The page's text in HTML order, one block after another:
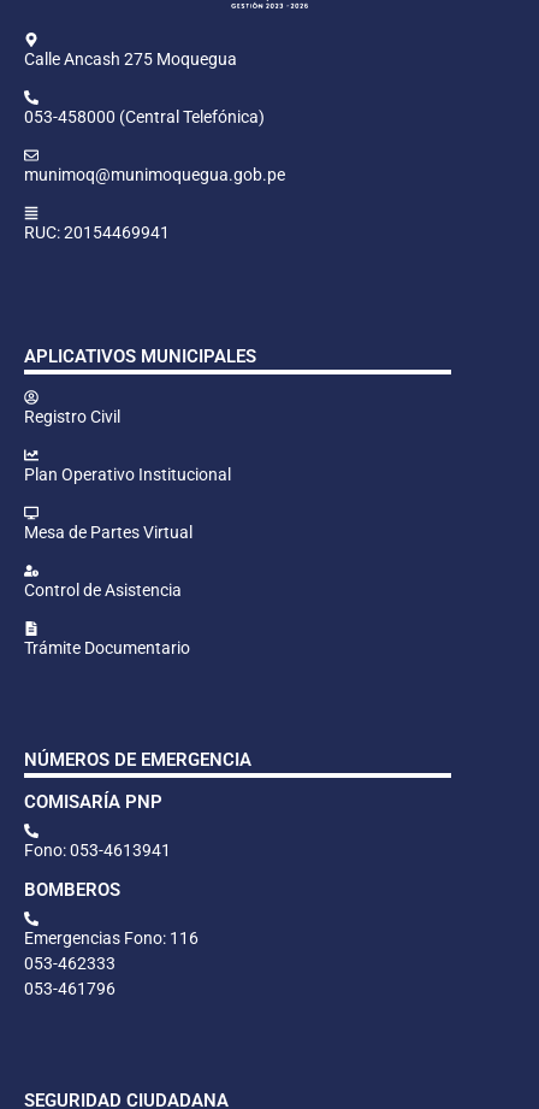
Calle Ancash 275 Moquegua
053-458000 (Central Telefónica)
munimoq@munimoquegua.gob.pe
RUC: 20154469941
APLICATIVOS MUNICIPALES
Registro Civil
Plan Operativo Institucional
Mesa de Partes Virtual
Control de Asistencia
Trámite Documentario
NÚMEROS DE EMERGENCIA
COMISARÍA PNP
Fono: 053-4613941
BOMBEROS
Emergencias Fono: 116
053-462333
053-461796
SEGURIDAD CIUDADANA